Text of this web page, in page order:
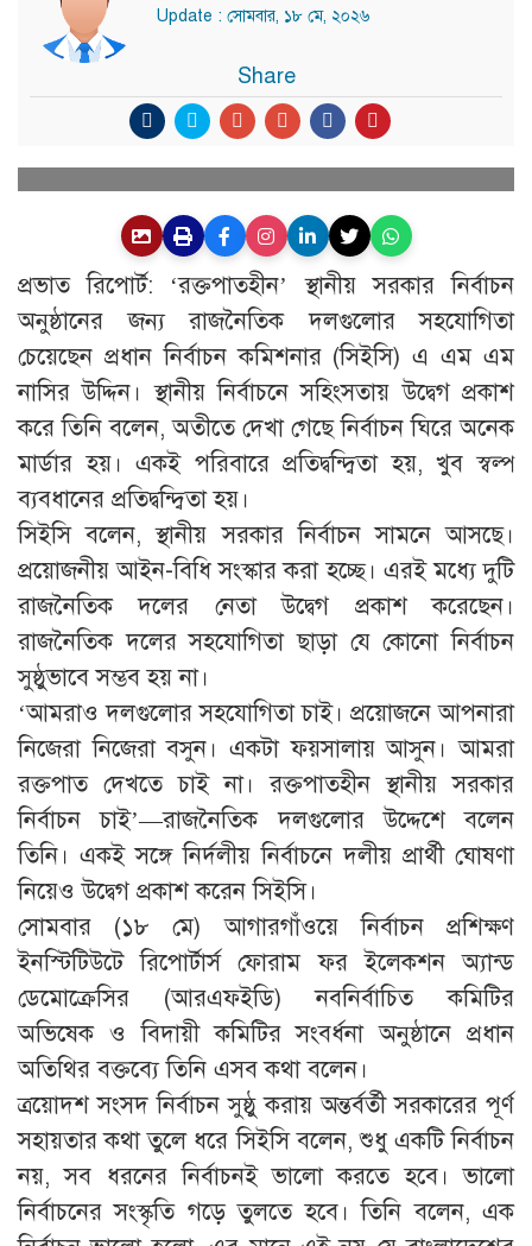
Update : সোমবার, ১৮ মে, ২০২৬
Share
প্রভাত রিপোর্ট: ‘রক্তপাতহীন’ স্থানীয় সরকার নির্বাচন
অনুষ্ঠানের জন্য রাজনৈতিক দলগুলোর সহযোগিতা
চেয়েছেন প্রধান নির্বাচন কমিশনার (সিইসি) এ এম এম
নাসির উদ্দিন। স্থানীয় নির্বাচনে সহিংসতায় উদ্বেগ প্রকাশ
করে তিনি বলেন, অতীতে দেখা গেছে নির্বাচন ঘিরে অনেক
মার্ডার হয়। একই পরিবারে প্রতিদ্বন্দ্বিতা হয়, খুব স্বল্প
ব্যবধানের প্রতিদ্বন্দ্বিতা হয়।
সিইসি বলেন, স্থানীয় সরকার নির্বাচন সামনে আসছে।
প্রয়োজনীয় আইন-বিধি সংস্কার করা হচ্ছে। এরই মধ্যে দুটি
রাজনৈতিক দলের নেতা উদ্বেগ প্রকাশ করেছেন।
রাজনৈতিক দলের সহযোগিতা ছাড়া যে কোনো নির্বাচন
সুষ্ঠুভাবে সম্ভব হয় না।
‘আমরাও দলগুলোর সহযোগিতা চাই। প্রয়োজনে আপনারা
নিজেরা নিজেরা বসুন। একটা ফয়সালায় আসুন। আমরা
রক্তপাত দেখতে চাই না। রক্তপাতহীন স্থানীয় সরকার
নির্বাচন চাই’—রাজনৈতিক দলগুলোর উদ্দেশে বলেন
তিনি। একই সঙ্গে নির্দলীয় নির্বাচনে দলীয় প্রার্থী ঘোষণা
নিয়েও উদ্বেগ প্রকাশ করেন সিইসি।
সোমবার (১৮ মে) আগারগাঁওয়ে নির্বাচন প্রশিক্ষণ
ইনস্টিটিউটে রিপোর্টার্স ফোরাম ফর ইলেকশন অ্যান্ড
ডেমোক্রেসির (আরএফইডি) নবনির্বাচিত কমিটির
অভিষেক ও বিদায়ী কমিটির সংবর্ধনা অনুষ্ঠানে প্রধান
অতিথির বক্তব্যে তিনি এসব কথা বলেন।
ত্রয়োদশ সংসদ নির্বাচন সুষ্ঠু করায় অন্তর্বর্তী সরকারের পূর্ণ
সহায়তার কথা তুলে ধরে সিইসি বলেন, শুধু একটি নির্বাচন
নয়, সব ধরনের নির্বাচনই ভালো করতে হবে। ভালো
নির্বাচনের সংস্কৃতি গড়ে তুলতে হবে। তিনি বলেন, এক